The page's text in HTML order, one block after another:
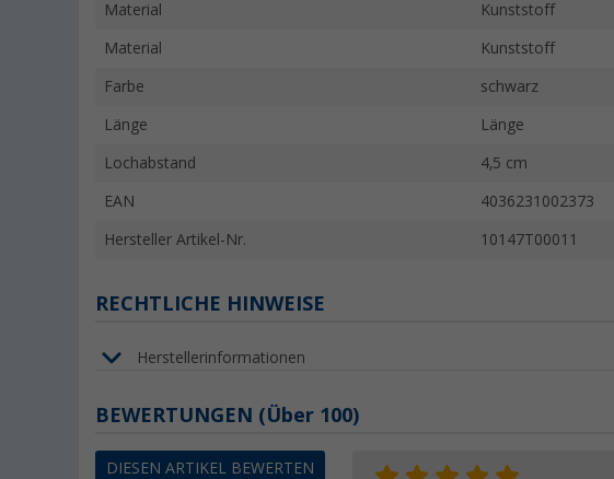
Material Kunststoff
Material Kunststoff
Farbe schwarz
Länge Länge
Lochabstand 4,5 cm
EAN 4036231002373
Hersteller Artikel-Nr. 10147T00011
RECHTLICHE HINWEISE
Herstellerinformationen
BEWERTUNGEN (Über 100)
DIESEN ARTIKEL BEWERTEN